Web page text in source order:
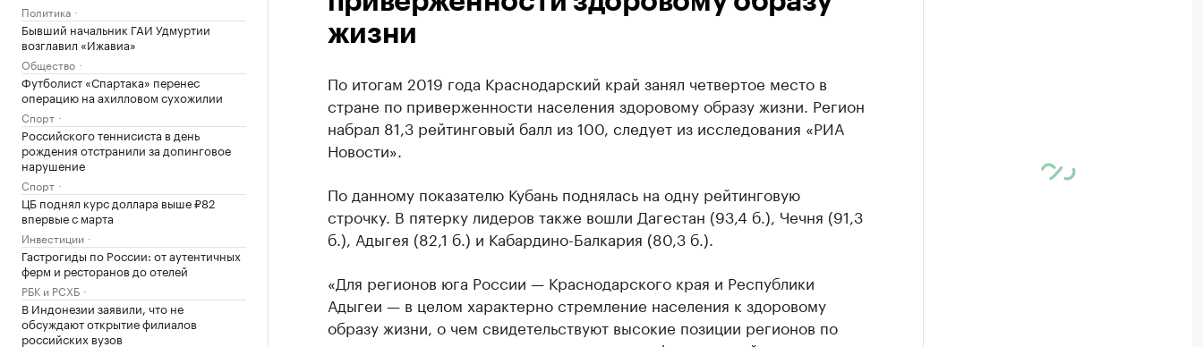
Политика
Бывший начальник ГАИ Удмуртии
возглавил «Ижавиа»
Общество
Футболист «Спартака» перенес
операцию на ахилловом сухожилии
Спорт
Российского теннисиста в день
рождения отстранили за допинговое
нарушение
Спорт
ЦБ поднял курс доллара выше ₽82
впервые с марта
Инвестиции
Гастрогиды по России: от аутентичных
ферм и ресторанов до отелей
РБК и РСХБ
В Индонезии заявили, что не
обсуждают открытие филиалов
российских вузов
жизни
По итогам 2019 года Краснодарский край занял четвертое место в
стране по приверженности населения здоровому образу жизни. Регион
набрал 81,3 рейтинговый балл из 100, следует из исследования «РИА
Новости».
По данному показателю Кубань поднялась на одну рейтинговую
строчку. В пятерку лидеров также вошли Дагестан (93,4 б.), Чечня (91,3
б.), Адыгея (82,1 б.) и Кабардино-Балкария (80,3 б.).
«Для регионов юга России — Краснодарского края и Республики
Адыгеи — в целом характерно стремление населения к здоровому
образу жизни, о чем свидетельствуют высокие позиции регионов по